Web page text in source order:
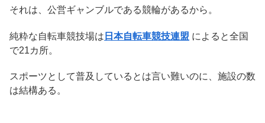
それは、公営ギャンブルである競輪があるから。
純粋な自転車競技場は 日本自転車競技連盟 によると全国
で21カ所。
スポーツとして普及しているとは言い難いのに、施設の数
は結構ある。